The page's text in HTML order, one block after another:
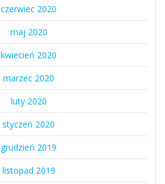
czerwiec 2020
maj 2020
kwiecień 2020
marzec 2020
luty 2020
styczeń 2020
grudzień 2019
listopad 2019